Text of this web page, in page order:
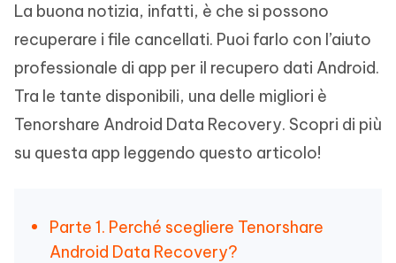
La buona notizia, infatti, è che si possono
recuperare i file cancellati. Puoi farlo con l’aiuto
professionale di app per il recupero dati Android.
Tra le tante disponibili, una delle migliori è
Tenorshare Android Data Recovery. Scopri di più
su questa app leggendo questo articolo!
Parte 1. Perché scegliere Tenorshare
Android Data Recovery?